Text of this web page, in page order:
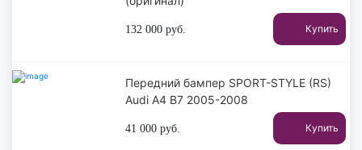
132 000 руб. Купить
Передний бампер SPORT-STYLE (RS)
Audi A4 B7 2005-2008
41 000 руб. Купить